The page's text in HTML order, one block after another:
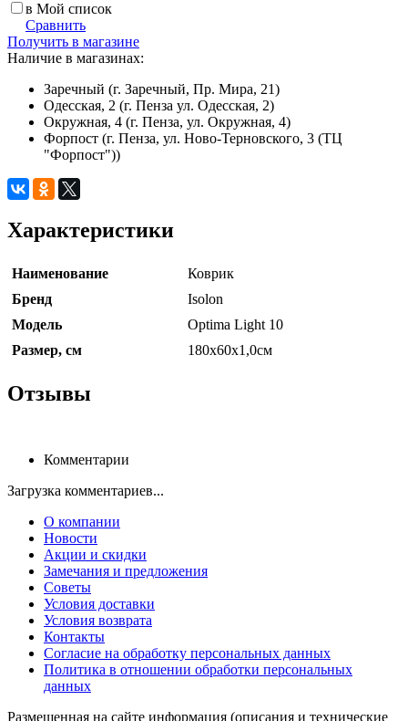
в Мой список
Сравнить
Получить в магазине
Наличие в магазинах:
Заречный (г. Заречный, Пр. Мира, 21)
Одесская, 2 (г. Пенза ул. Одесская, 2)
Окружная, 4 (г. Пенза, ул. Окружная, 4)
Форпост (г. Пенза, ул. Ново-Терновского, 3 (ТЦ
"Форпост"))
Характеристики
Наименование
Коврик
Бренд
Isolon
Модель
Optima Light 10
Размер, см
180x60x1,0см
Отзывы
Комментарии
Загрузка комментариев...
О компании
Новости
Акции и скидки
Замечания и предложения
Советы
Условия доставки
Условия возврата
Контакты
Согласие на обработку персональных данных
Политика в отношении обработки персональных
данных
Размещенная на сайте информация (описания и технические